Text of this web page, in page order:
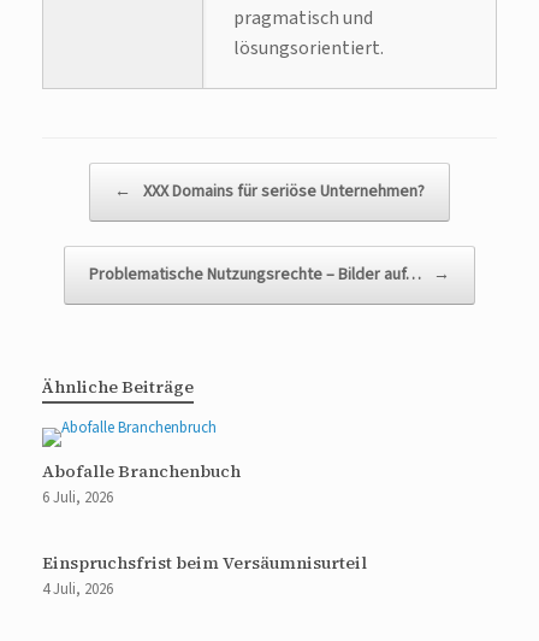
pragmatisch und
lösungsorientiert.
← XXX Domains für seriöse Unternehmen?
Problematische Nutzungsrechte – Bilder auf… →
Ähnliche Beiträge
Abofalle Branchenbuch
6 Juli, 2026
Einspruchsfrist beim Versäumnisurteil
4 Juli, 2026